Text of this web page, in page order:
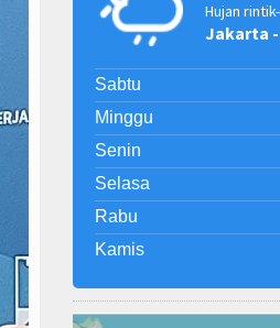
Hujan
Jakarta
Sabtu
Minggu
Senin
Selasa
Rabu
Kamis